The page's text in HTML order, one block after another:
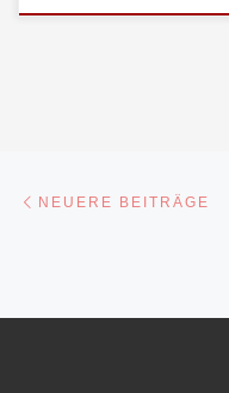
NEUERE BEITRÄGE